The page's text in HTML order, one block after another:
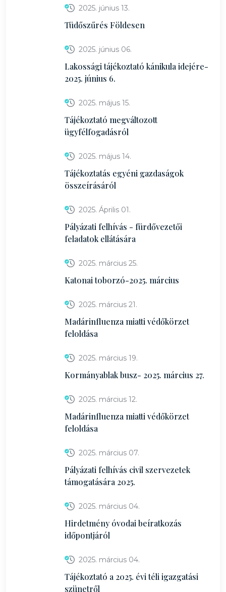
2025. június 13.
Tüdőszűrés Földesen
2025. június 06.
Lakossági tájékoztató kánikula idejére-
2025. június 6.
2025. május 15.
Tájékoztató megváltozott
ügyfélfogadásról
2025. május 14.
Tájékoztatás egyéni gazdaságok
összeírásáról
2025. Április 01.
Pályázati felhívás - fürdővezetői
feladatok ellátására
2025. március 25.
Katonai toborzó-2025. március
2025. március 21.
Madárinfluenza miatti védőkörzet
feloldása
2025. március 19.
Kormányablak busz- 2025. március 27.
2025. március 12.
Madárinfluenza miatti védőkörzet
feloldása
2025. március 07.
Pályázati felhívás civil szervezetek
támogatására 2025.
2025. március 04.
Hirdetmény óvodai beíratkozás
időpontjáról
2025. március 04.
Tájékoztató a 2025. évi téli igazgatási
szünetről